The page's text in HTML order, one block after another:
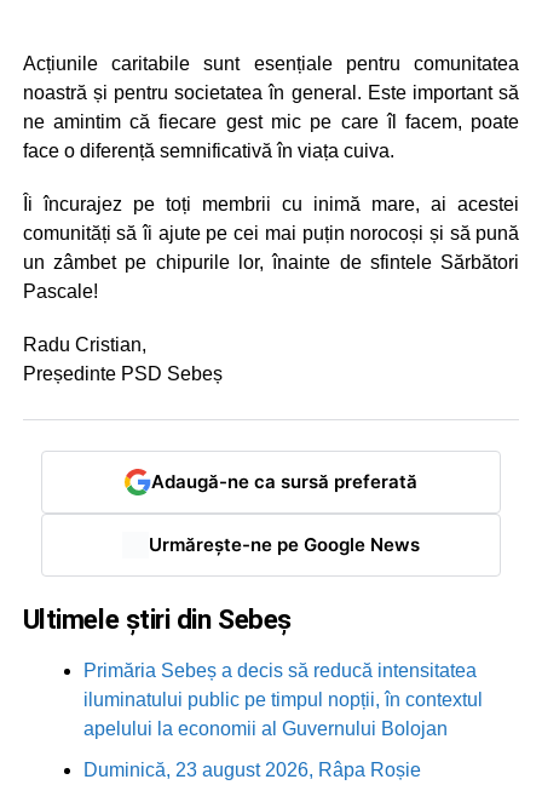
Acțiunile caritabile sunt esențiale pentru comunitatea
noastră și pentru societatea în general. Este important să
ne amintim că fiecare gest mic pe care îl facem, poate
face o diferență semnificativă în viața cuiva.
Îi încurajez pe toți membrii cu inimă mare, ai acestei
comunități să îi ajute pe cei mai puțin norocoși și să pună
un zâmbet pe chipurile lor, înainte de sfintele Sărbători
Pascale!
Radu Cristian,
Președinte PSD Sebeș
Adaugă-ne ca sursă preferată
Urmărește-ne pe Google News
Ultimele știri din Sebeș
Primăria Sebeș a decis să reducă intensitatea
iluminatului public pe timpul nopții, în contextul
apelului la economii al Guvernului Bolojan
Duminică, 23 august 2026, Râpa Roșie